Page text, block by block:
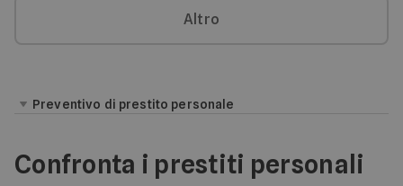
Altro
Preventivo di prestito personale
Confronta i prestiti personali